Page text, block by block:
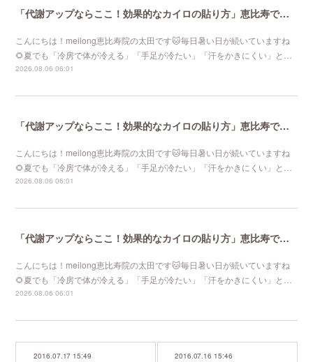
「代謝アップならここ！効果的なカイロの貼り方」恵比寿で口コミNo 1美容鍼灸ならmeilong
こんにちは！meilong恵比寿院の太田です🐱毎日暑い日が続いていますね
🌻夏でも「冷房で体が冷える」「手足が冷たい」「汗をかきにくい」と…
2026.08.06 06:01
「代謝アップならここ！効果的なカイロの貼り方」恵比寿で口コミNo 1美容鍼灸ならmeilong
こんにちは！meilong恵比寿院の太田です🐱毎日暑い日が続いていますね
🌻夏でも「冷房で体が冷える」「手足が冷たい」「汗をかきにくい」と…
2026.08.06 06:01
「代謝アップならここ！効果的なカイロの貼り方」恵比寿で口コミNo 1美容鍼灸ならmeilong
こんにちは！meilong恵比寿院の太田です🐱毎日暑い日が続いていますね
🌻夏でも「冷房で体が冷える」「手足が冷たい」「汗をかきにくい」と…
2026.08.06 06:01
2016.07.17 15:49 2016.07.16 15:46